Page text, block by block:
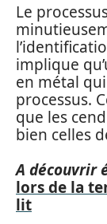
Le
implique
en métal
processus.
que les
bien celles
A découvrir
lors de la
lit